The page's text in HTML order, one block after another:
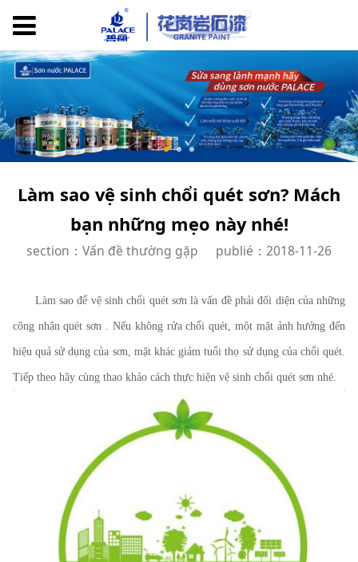
Làm sao vệ sinh chổi quét sơn? Mách
bạn những mẹo này nhé!
section：Vấn đề thường gặp publié：2018-11-26
Làm sao để vệ sinh chổi quét sơn là vấn đề phải đối diện của những
công nhân quét sơn . Nếu không rửa chổi quét, một mặt ảnh hưởng đến
hiệu quả sử dụng của sơn, mặt khác giảm tuổi thọ sử dụng của chổi quét.
Tiếp theo hãy cùng thao khảo cách thực hiện vệ sinh chổi quét sơn nhé.